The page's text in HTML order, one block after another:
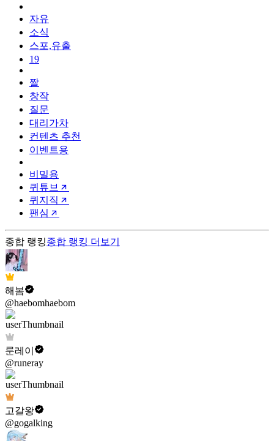
자유
소식
스포,유출
19
짤
창작
질문
대리가차
컨텐츠 추천
이벤트용
비밀용
퀴튜브
퀴지직
팬심
종합 랭킹종합 랭킹 더보기
해봄
@haebomhaebom
룬레이
@runeray
고갈왕
@gogalking